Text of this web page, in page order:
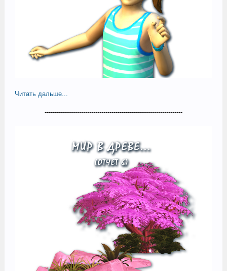
Читать дальше...
--------------------------------------------------------------------​